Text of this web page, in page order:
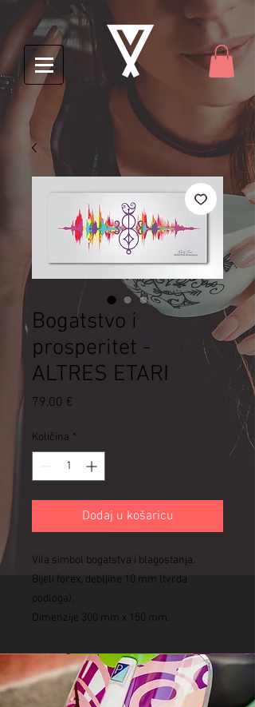
Bogatstvo i
prosperitet -
ALTRES ETARI
79,00 €
Količina *
Dodaj u košaricu
Vila simbol bogatstva i blagostanja.
Bijeli forex, debljine 10 mm (tvrda
podloga).
Dimenzije 300 mm x 150 mm.